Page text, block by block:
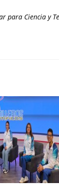
para Ciencia y